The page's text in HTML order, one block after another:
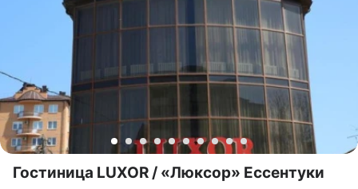
Гостиница LUXOR / «Люксор» Ессентуки